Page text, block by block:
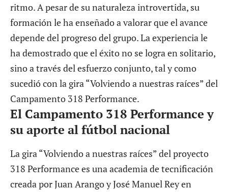
ritmo. A pesar de su naturaleza introvertida, su
formación le ha enseñado a valorar que el avance
depende del progreso del grupo. La experiencia le
ha demostrado que el éxito no se logra en solitario,
sino a través del esfuerzo conjunto, tal y como
sucedió con la gira “Volviendo a nuestras raíces” del
Campamento 318 Performance.
El Campamento 318 Performance y
su aporte al fútbol nacional
La gira “Volviendo a nuestras raíces” delproyecto
318 Performancees una academia de tecnificación
creada por Juan Arango yJosé Manuel Reyen